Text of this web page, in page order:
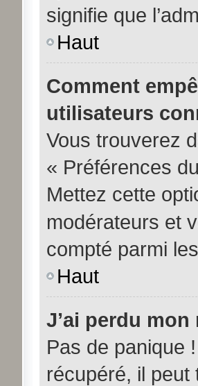
signifie que
Haut
Comment
utilisateurs
Vous trouverez
« Préférences
Mettez cette
modérateurs et
compté parmi
Haut
J’ai perdu
Pas de panique
récupéré, il peut